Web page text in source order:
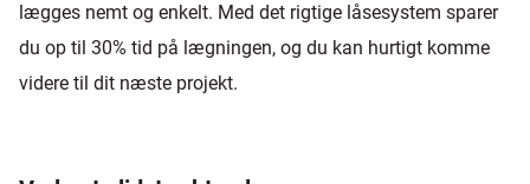
lægges nemt og enkelt. Med det rigtige låsesystem sparer
du op til 30% tid på lægningen, og du kan hurtigt komme
videre til dit næste projekt.